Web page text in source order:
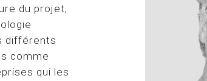
du projet,
différents
comme
qui les